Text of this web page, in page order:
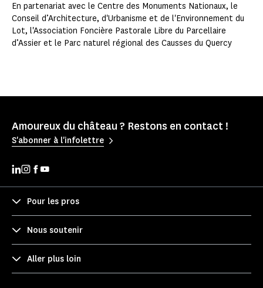
En partenariat avec le Centre des Monuments Nationaux, le
Conseil d’Architecture, d'Urbanisme et de l'Environnement du
Lot, l'Association Foncière Pastorale Libre du Parcellaire
d’Assier et le Parc naturel régional des Causses du Quercy
Amoureux du château ? Restons en contact !
S'abonner à l'infolettre
Pour les pros
Nous soutenir
Aller plus loin